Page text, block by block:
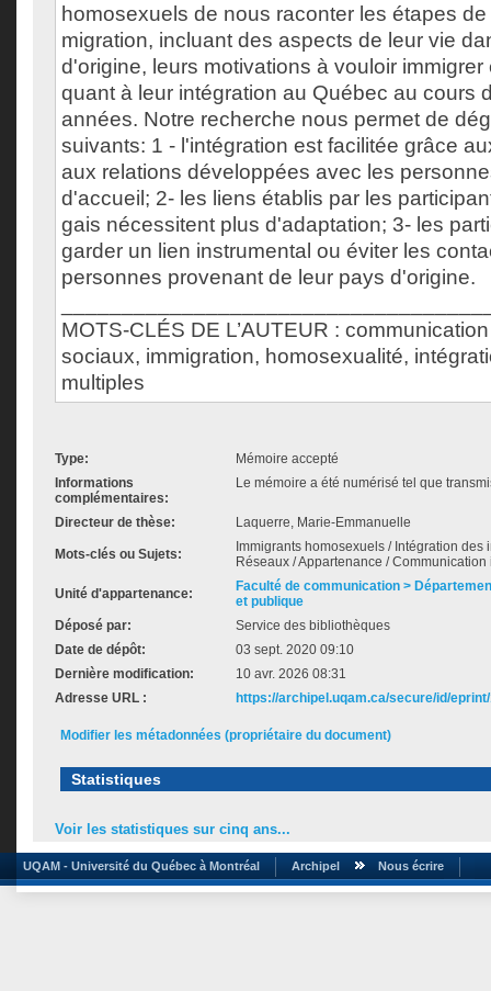
homosexuels de nous raconter les étapes
migration, incluant des aspects de leur vie
d'origine, leurs motivations à vouloir
quant à leur intégration au Québec au cours
années. Notre recherche nous permet de
suivants: 1 - l'intégration est facilitée grâce
aux relations développées avec les
d'accueil; 2- les liens établis par les
gais nécessitent plus d'adaptation; 3- les
garder un lien instrumental ou éviter les
personnes provenant de leur pays d'origine.
MOTS-CLÉS DE L’AUTEUR :
sociaux, immigration, homosexualité,
multiples
Type:
Mémoire accepté
Informations
complémentaires:
Le mémoire a été numérisé tel que
Directeur de thèse: Laquerre, Marie-Emmanuelle
Mots-clés ou Sujets:
Immigrants homosexuels / Intégration des
Réseaux / Appartenance /
Unité d'appartenance:
Faculté de communication >
et publique
Déposé par:
Service des bibliothèques
Date de dépôt:
03 sept. 2020 09:10
Dernière modification:
10 avr. 2026 08:31
Adresse URL :
https://archipel.uqam.ca/secure/id/
Modifier les métadonnées (propriétaire du document)
Statistiques
Voir les statistiques sur cinq ans...
UQAM - Université du Québec à Montréal Archipel Nous écrire